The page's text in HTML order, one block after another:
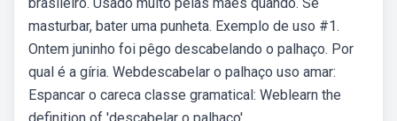
masturbar, bater uma punheta. Exemplo de uso #1.
Ontem juninho foi pêgo descabelando o palhaço. Por
qual é a gíria. Webdescabelar o palhaço uso amar:
Espancar o careca classe gramatical: Weblearn the